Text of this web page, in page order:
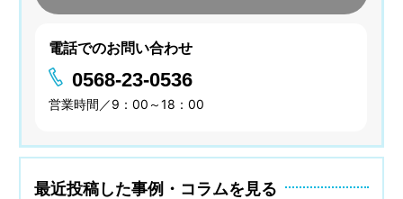
電話でのお問い合わせ
0568-23-0536
営業時間／9：00～18：00
最近投稿した事例・コラムを見る